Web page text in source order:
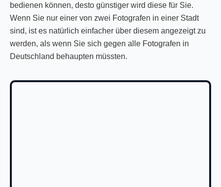
bedienen können, desto günstiger wird diese für Sie.
Wenn Sie nur einer von zwei Fotografen in einer Stadt
sind, ist es natürlich einfacher über diesem angezeigt zu
werden, als wenn Sie sich gegen alle Fotografen in
Deutschland behaupten müssten.